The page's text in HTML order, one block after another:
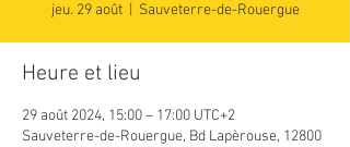
jeu. 29 août
  |
Sauveterre-de-Rouergue
Heure et lieu
29 août 2024, 15:00 – 17:00 UTC+2
Sauveterre-de-Rouergue, Bd Lapèrouse, 12800